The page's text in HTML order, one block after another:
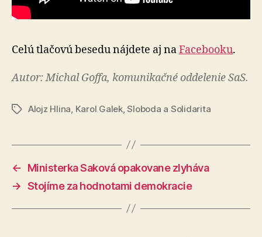
Celú tlačovú besedu nájdete aj naFacebooku.
Autor: Michal Goffa, komunikačné oddelenie SaS.
ZnačkyAlojz Hlina Karol Galek,Sloboda a Solidarita
←
Ministerka Saková opakovane zlyháva
→ Stojíme za hodnotami demokracie